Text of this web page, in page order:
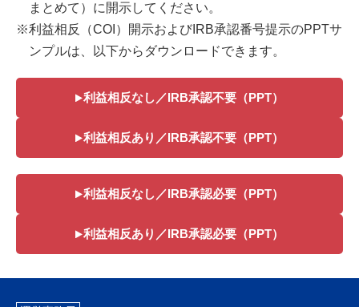
まとめて）に開示してください。
※利益相反（COI）開示およびIRB承認番号提示のPPTサ
ンプルは、以下からダウンロードできます。
利益相反なし／IRB承認不要（PPT）
利益相反あり／IRB承認不要（PPT）
利益相反なし／IRB承認必要（PPT）
利益相反あり／IRB承認必要（PPT）